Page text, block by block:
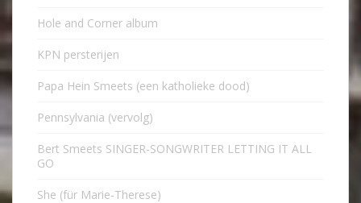
Hole and Corner album
KPN persterijen
Papa Hein Smeets (een katholieke dood)
Pennsylvania (vervolg)
Bert Smeets SINGER-SONGWRITER LETTING IT ALL
GO
She (für Marie-Therese)